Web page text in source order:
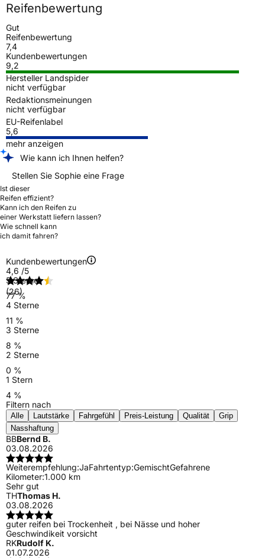
Reifenbewertung
Gut
Reifenbewertung
7,4
Kundenbewertungen
9,2
Hersteller Landspider
nicht verfügbar
Redaktionsmeinungen
nicht verfügbar
EU-Reifenlabel
5,6
mehr anzeigen
Wie kann ich Ihnen helfen?
Stellen Sie Sophie eine Frage
Ist dieser
Reifen effizient?
Kann ich den Reifen zu
einer Werkstatt liefern lassen?
Wie schnell kann
ich damit fahren?
Kundenbewertungen
4,6 /5
(26)
5 Sterne
77 %
4 Sterne
11 %
3 Sterne
8 %
2 Sterne
0 %
1 Stern
4 %
Filtern nach
Alle Lautstärke Fahrgefühl Preis-Leistung Qualität
Grip
Nasshaftung
BBBernd B.
03.08.2026
Weiterempfehlung:JaFahrtentyp:GemischtGefahrene
Kilometer:1.000 km
Sehr gut
THThomas H.
03.08.2026
guter reifen bei Trockenheit , bei Nässe und hoher
Geschwindikeit vorsicht
RKRudolf K.
01.07.2026